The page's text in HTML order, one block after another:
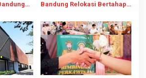
Bandung Relokasi Bertahap
“Pasang Badan” Tolak
Pengusiran